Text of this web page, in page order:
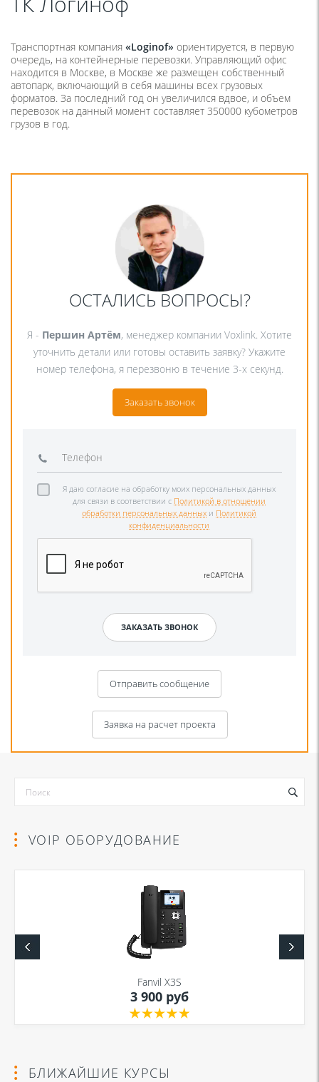
Транспортная компания «Loginof» ориентируется, в первую
очередь, на контейнерные перевозки. Управляющий офис
находится в Москве, в Москве же размещен собственный
автопарк, включающий в себя машины всех грузовых
форматов. За последний год он увеличился вдвое, и объем
перевозок на данный момент составляет 350000 кубометров
грузов в год.
ОСТАЛИСЬ ВОПРОСЫ?
Я - Першин Артём, менеджер компании Voxlink. Хотите
уточнить детали или готовы оставить заявку? Укажите
номер телефона, я перезвоню в течение 3-х секунд.
Заказать звонок
Я даю согласие на обработку моих персональных данных
для связи в соответствии с Политикой в отношении
обработки персональных данных и Политикой
конфиденциальности
Отправить сообщение
Я даю согласие на обработку моих персональных данных для связи
Политикой в отношении обработки персональных
Политикой конфиденциальности
Заявка на расчет проекта
Я даю согласие на обработку моих персональных данных для связи
Политикой в отношении обработки персональных
VOIP ОБОРУДОВАНИЕ
Fanvil X3S
3 900 руб
БЛИЖАЙШИЕ КУРСЫ